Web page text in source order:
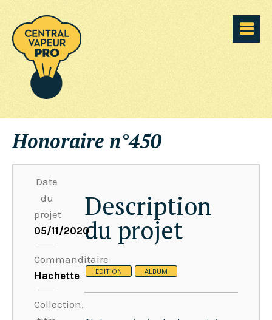
Honoraire n°450
Date
du
projet
05/11/2020
Commanditaire
Hachette
Collection,
Description
du projet
EDITION ALBUM